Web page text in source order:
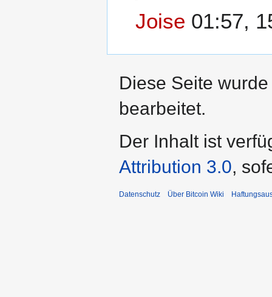
Joise 01:57,
Diese Seite
bearbeitet.
Der Inhalt ist
Attribution 3.0,
Datenschutz Über Bitcoin Wiki